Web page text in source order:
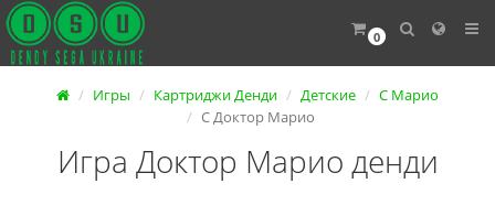
0
Игры Картриджи Денди Детские
С Марио
С Доктор Марио
Игра Доктор Марио денди